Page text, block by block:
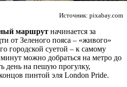
Источник: pixabay.com
маршрут начинается за
от Зеленого пояса – «живого»
городской суетой – к самому
можно добраться на метро до
день на пешую прогулку,
пинтой эля London Pride.